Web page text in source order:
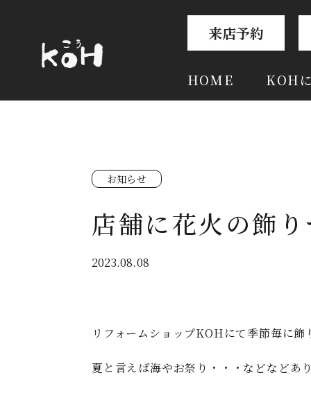
来店予約
HOME KOH
お知らせ
店舗に花火の飾
2023.08.08
リフォームショップKOHにて季節毎に飾
夏と言えば海やお祭り・・・などなどあ